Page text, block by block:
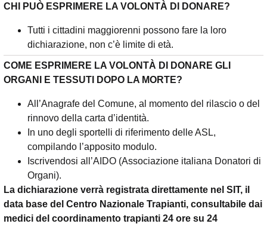
CHI PUÒ ESPRIMERE LA VOLONTÀ DI DONARE?
Tutti i cittadini maggiorenni possono fare la loro
dichiarazione, non c’è limite di età.
COME ESPRIMERE LA VOLONTÀ DI DONARE GLI
ORGANI E TESSUTI DOPO LA MORTE?
All’Anagrafe del Comune, al momento del rilascio o del
rinnovo della carta d’identità.
In uno degli sportelli di riferimento delle ASL,
compilando l’apposito modulo.
Iscrivendosi all’AIDO (Associazione italiana Donatori di
Organi).
La dichiarazione verrà registrata direttamente nel SIT, il
data base del Centro Nazionale Trapianti, consultabile dai
medici del coordinamento trapianti 24 ore su 24